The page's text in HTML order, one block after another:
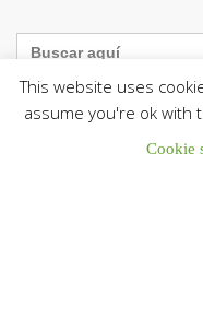
Buscar:
La Santa Sede
This website uses
assume you're ok with
Cookie